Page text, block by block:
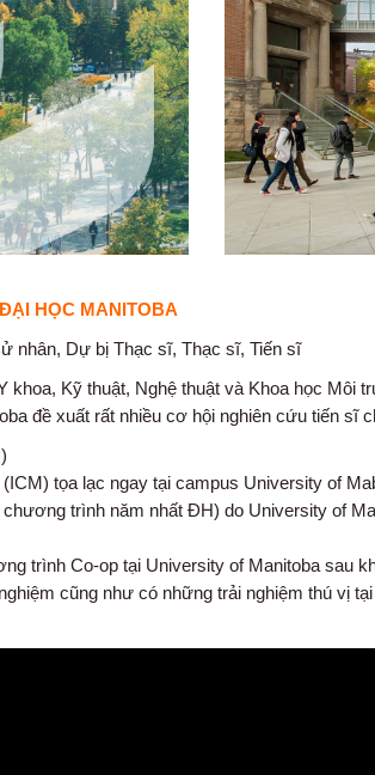
HỌC MANITOBA
nhân, Dự bị Thạc sĩ, Thạc sĩ, Tiến sĩ
khoa, Kỹ thuật, Nghệ thuật và Khoa học Môi
đề xuất rất nhiều cơ hội nghiên cứu tiến sĩ
(ICM) tọa lạc ngay tại campus University of
trình năm nhất ĐH) do University of
trình Co-op tại University of Manitoba sau
cũng như có những trải nghiệm thú vị